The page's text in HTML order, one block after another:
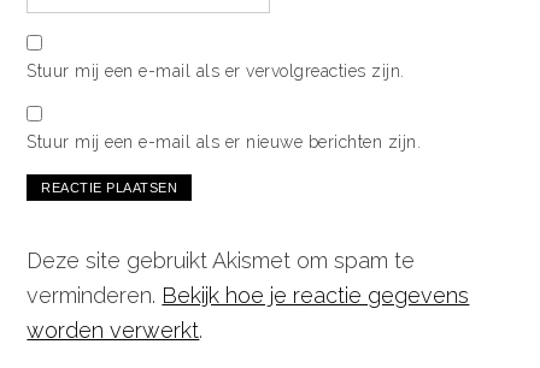
Stuur mij een e-mail als er vervolgreacties zijn.
Stuur mij een e-mail als er nieuwe berichten zijn.
Deze site gebruikt Akismet om spam te
verminderen. Bekijk hoe je reactie gegevens
worden verwerkt.